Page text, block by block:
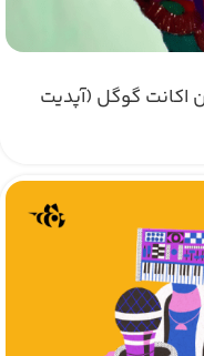
اکانت گوگل (آپدیت